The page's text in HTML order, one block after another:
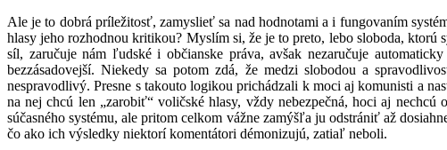
Ale je to dobrá príležitosť, zamyslieť sa nad hodnotami a i fungovaním
hlasy jeho rozhodnou kritikou? Myslím si, že je to preto, lebo sloboda, ktorú
síl, zaručuje nám ľudské i občianske práva, avšak nezaručuje
bezzásadovejší. Niekedy sa potom zdá, že medzi slobodou a
nespravodlivý. Presne s takouto logikou prichádzali k moci aj komunisti a
na nej chcú len „zarobiť“ voličské hlasy, vždy nebezpečná, hoci aj
súčasného systému, ale pritom celkom vážne zamýšľa ju odstrániť až
čo ako ich výsledky niektorí komentátori démonizujú, zatiaľ neboli.